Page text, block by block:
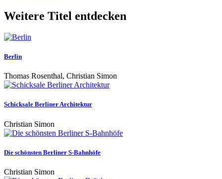
Weitere Titel entdecken
Berlin
Thomas Rosenthal, Christian Simon
Schicksale Berliner Architektur
Christian Simon
Die schönsten Berliner S-Bahnhöfe
Christian Simon